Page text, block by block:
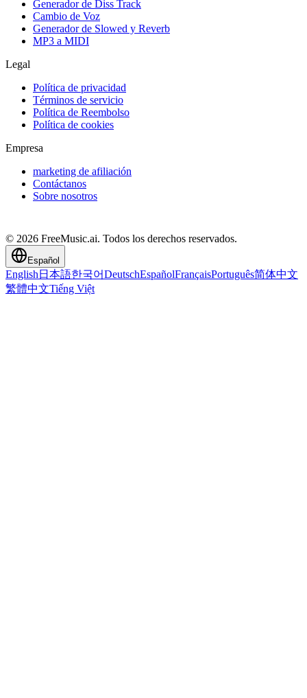
Generador de Diss Track
Cambio de Voz
Generador de Slowed y Reverb
MP3 a MIDI
Legal
Política de privacidad
Términos de servicio
Política de Reembolso
Política de cookies
Empresa
marketing de afiliación
Contáctanos
Sobre nosotros
© 2026 FreeMusic.ai. Todos los derechos reservados.
Español
English 日本語한국어DeutschEspañolFrançaisPortuguês简体中文
繁體中文Tiếng Việt